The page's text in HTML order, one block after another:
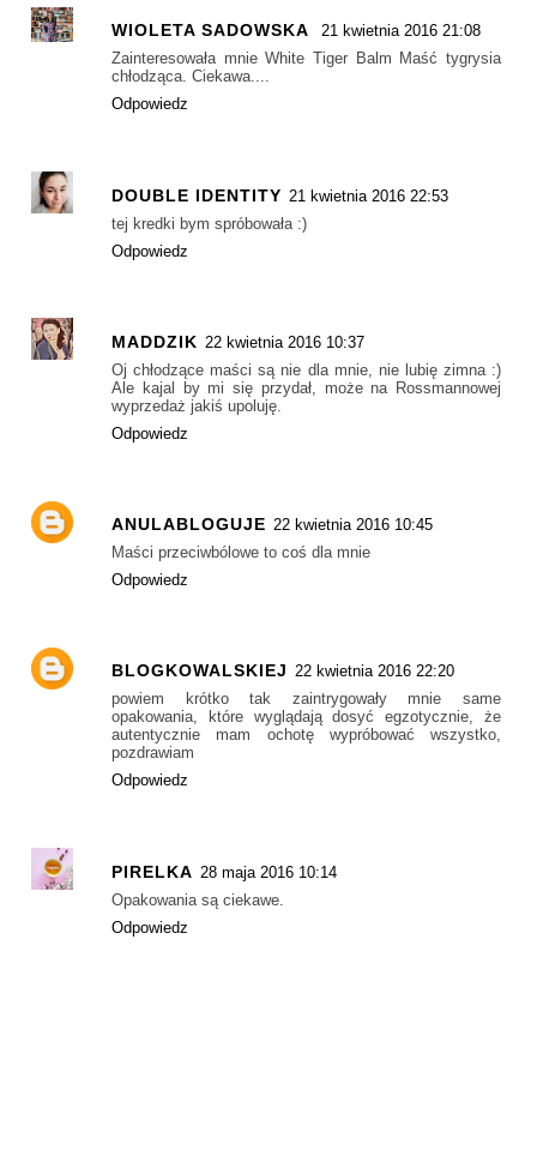
WIOLETA SADOWSKA
21 kwietnia 2016 21:08
Zainteresowała mnie White Tiger Balm Maść tygrysia
chłodząca. Ciekawa....
Odpowiedz
DOUBLE IDENTITY 21 kwietnia 2016 22:53
tej kredki bym spróbowała :)
Odpowiedz
MADDZIK 22 kwietnia 2016 10:37
Oj chłodzące maści są nie dla mnie, nie lubię zimna :)
Ale kajal by mi się przydał, może na Rossmannowej
wyprzedaż jakiś upoluję.
Odpowiedz
ANULABLOGUJE 22 kwietnia 2016 10:45
Maści przeciwbólowe to coś dla mnie
Odpowiedz
BLOGKOWALSKIEJ 22 kwietnia 2016 22:20
powiem krótko tak zaintrygowały mnie same
opakowania, które wyglądają dosyć egzotycznie, że
autentycznie mam ochotę wypróbować wszystko,
pozdrawiam
Odpowiedz
PIRELKA 28 maja 2016 10:14
Opakowania są ciekawe.
Odpowiedz